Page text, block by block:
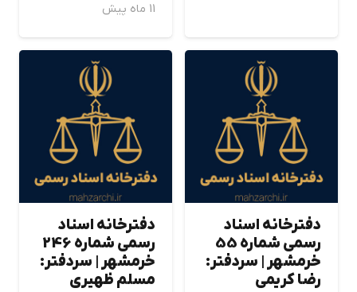
11 ماه پیش
دفترخانه اسناد
رسمی شماره 55
خرمشهر | سردفتر:
رضا كريمي
دفترخانه اسناد
رسمی شماره 246
خرمشهر | سردفتر:
مسلم ظهيري